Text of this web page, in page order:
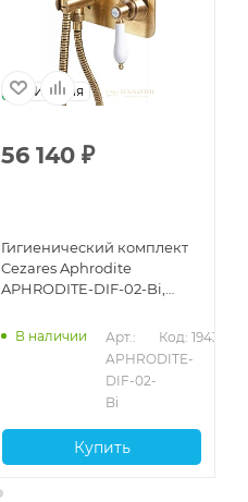
Италия
56 140 ₽
Гигиенический комплект
Cezares Aphrodite
APHRODITE-DIF-02-Bi,
В наличии
Арт.:
APHRODITE-
DIF-02-
Bi
Код: 19438
Купить